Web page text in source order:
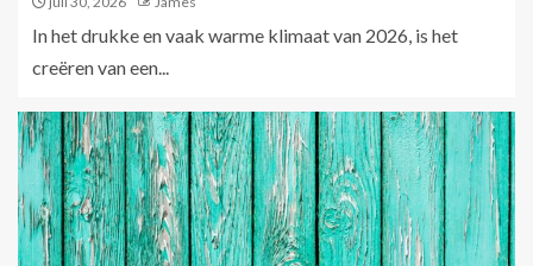
In het drukke en vaak warme klimaat van 2026, is het
creëren van een...